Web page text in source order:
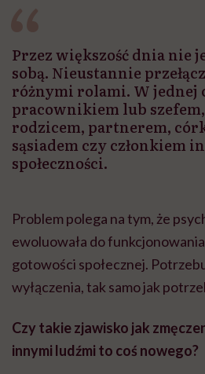
Przez większość dnia nie
sobą. Nieustannie
różnymi rolami. W jednej
pracownikiem lub
rodzicem, partnerem,
sąsiadem czy członkiem
społeczności.
Problem polega na tym, że
ewoluowała do
gotowości społecznej.
wyłączenia, tak samo jak
Czy takie zjawisko jak
innymi ludźmi to coś nowego?